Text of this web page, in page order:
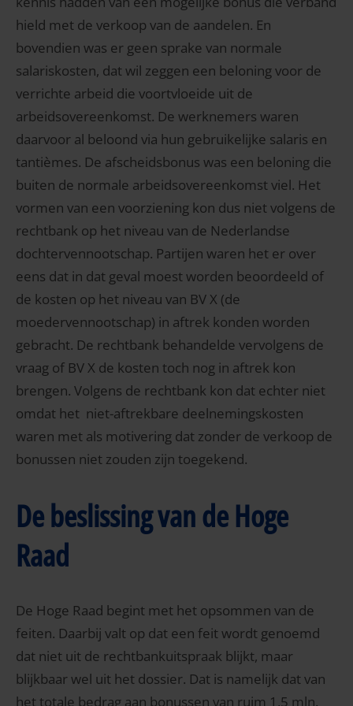
hield met de verkoop van de aandelen. En
bovendien was er geen sprake van normale
salariskosten, dat wil zeggen een beloning voor de
verrichte arbeid die voortvloeide uit de
arbeidsovereenkomst. De werknemers waren
daarvoor al beloond via hun gebruikelijke salaris en
tantièmes. De afscheidsbonus was een beloning die
buiten de normale arbeidsovereenkomst viel. Het
vormen van een voorziening kon dus niet volgens de
rechtbank op het niveau van de Nederlandse
dochtervennootschap. Partijen waren het er over
eens dat in dat geval moest worden beoordeeld of
de kosten op het niveau van BV X (de
moedervennootschap) in aftrek konden worden
gebracht. De rechtbank behandelde vervolgens de
vraag of BV X de kosten toch nog in aftrek kon
brengen. Volgens de rechtbank kon dat echter niet
omdat het niet-aftrekbare deelnemingskosten
waren met als motivering dat zonder de verkoop de
bonussen niet zouden zijn toegekend.
De beslissing van de Hoge
Raad
De Hoge Raad begint met het opsommen van de
feiten. Daarbij valt op dat een feit wordt genoemd
dat niet uit de rechtbankuitspraak blijkt, maar
blijkbaar wel uit het dossier. Dat is namelijk dat van
het totale bedrag aan bonussen van ruim 1,5 mln.